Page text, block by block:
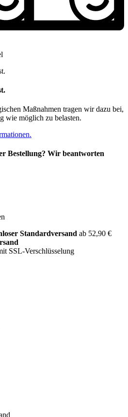
Maßnahmen tragen wir dazu bei,
wie möglich zu belasten.
Bestellung? Wir beantworten
Standardversand ab 52,90 €
SSL-Verschlüsselung